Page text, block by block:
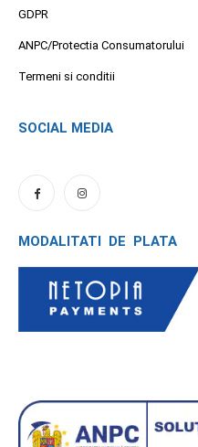
GDPR
ANPC/Protectia Consumatorului
Termeni si conditii
SOCIAL MEDIA
MODALITATI DE PLATA